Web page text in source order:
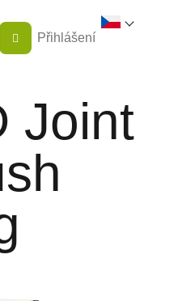
Přihlášení
Joint